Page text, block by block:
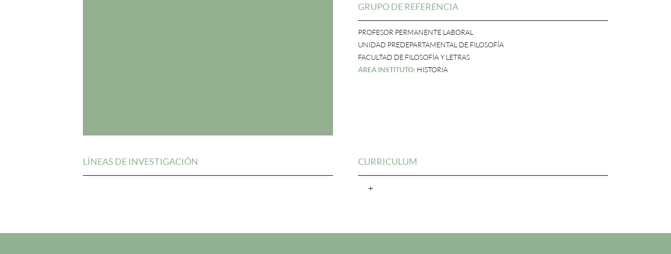
GRUPO DE REFERENCIA
PROFESOR PERMANENTE LABORAL
UNIDAD PREDEPARTAMENTAL DE FILOSOFÍA
FACULTAD DE FILOSOFÍA Y LETRAS
ÁREA INSTITUTO: HISTORIA
LÍNEAS DE INVESTIGACIÓN CURRICULUM
+